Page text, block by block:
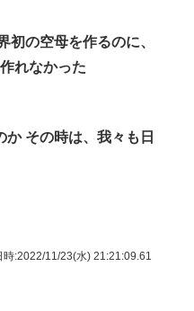
初の空母を作るのに、
れなかった
か その時は、我々も日
時:2022/11/23(水) 21:21:09.61